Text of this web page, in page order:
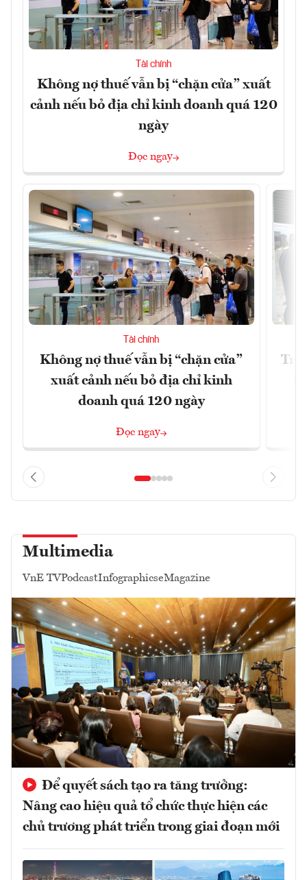
Tài chính
Không nợ thuế vẫn bị “chặn cửa” xuất
cảnh nếu bỏ địa chỉ kinh doanh quá 120
ngày
Đọc ngay
Tài chính
Không nợ thuế vẫn bị “chặn cửa”
xuất cảnh nếu bỏ địa chỉ kinh
doanh quá 120 ngày
Đọc ngay
Multimedia
VnE TVPodcastInfographicseMagazine
Để quyết sách tạo ra tăng trưởng:
Nâng cao hiệu quả tổ chức thực hiện các
chủ trương phát triển trong giai đoạn mới